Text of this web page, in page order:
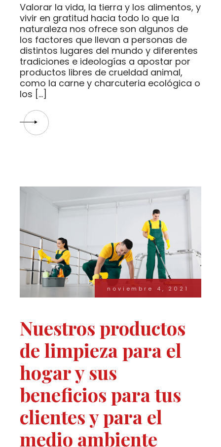
Valorar la vida, la tierra y los alimentos, y
vivir en gratitud hacia todo lo que la
naturaleza nos ofrece son algunos de
los factores que llevan a personas de
distintos lugares del mundo y diferentes
tradiciones e ideologías a apostar por
productos libres de crueldad animal,
como la carne y charcuteria ecológica o
los […]
noviembre 4, 2021
Nuestros productos
de limpieza para el
hogar y sus
beneficios para tus
clientes y para el
medio ambiente